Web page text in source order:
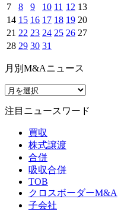
7
8 9 10 11 12 13
14 15 16 17 18 19 20
21 22 23 24 25 26 27
28 29 30 31
月別M&Aニュース
注目ニュースワード
買収
株式譲渡
合併
吸収合併
TOB
クロスボーダーM&A
子会社